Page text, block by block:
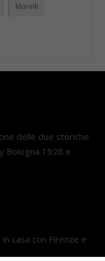
Morelli
delle due storiche
Bologna 1928 e
casa con Firenze e